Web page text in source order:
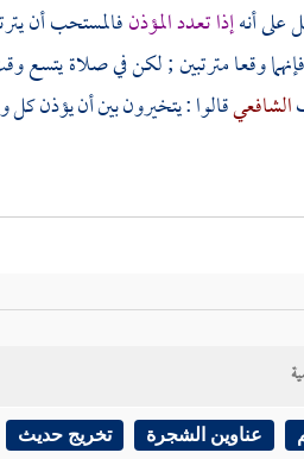
على أنهإذا تعدد المؤذنفالمستحب أن
وقعا مترتبين ; لكن في صلاة
الشافعيقالوا : يتخيرون بين أن يؤذن كل
دليل على جوازالأذان للصبح قبل
.
بجواز الأذان للصبح قبل دخول
عناوين الشجرة تخريج حديث